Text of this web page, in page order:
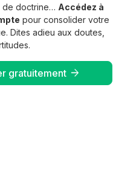
de doctrine… Accédez à
pour consolider votre
Dites adieu aux doutes,
gratuitement